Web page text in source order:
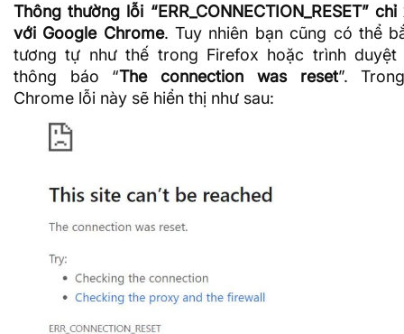
Thông thường lỗi “ERR_CONNECTION_RESET”
với Google Chrome. Tuy nhiên bạn cũng có thể
tương tự như thế trong Firefox hoặc trình duyệt
thông báo “The connection was reset”.
Chrome lỗi này sẽ hiển thị như sau: